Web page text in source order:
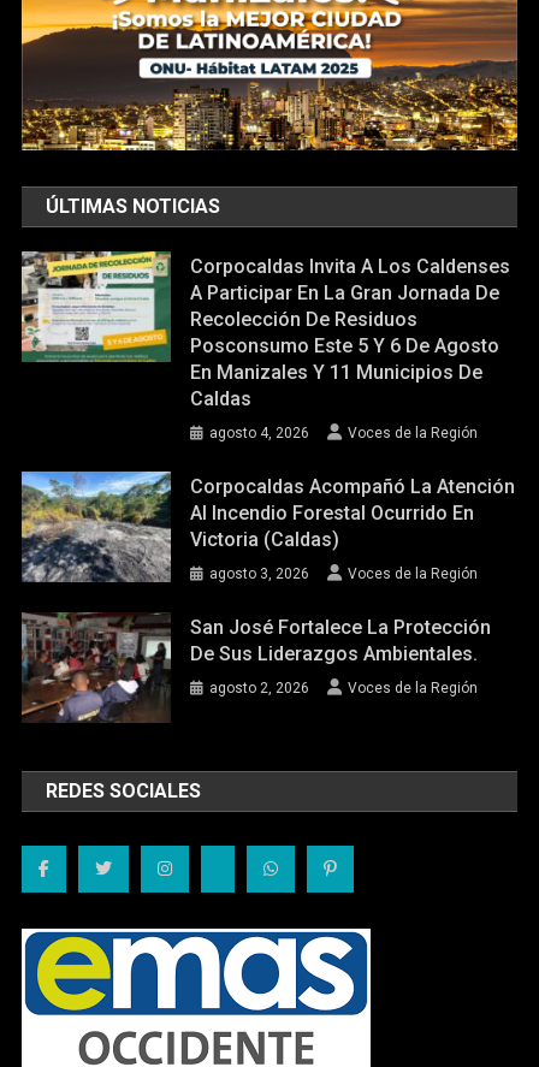
ÚLTIMAS NOTICIAS
Corpocaldas Invita A Los Caldenses
A Participar En La Gran Jornada De
Recolección De Residuos
Posconsumo Este 5 Y 6 De Agosto
En Manizales Y 11 Municipios De
Caldas
agosto 4, 2026 Voces de la Región
Corpocaldas Acompañó La Atención
Al Incendio Forestal Ocurrido En
Victoria (Caldas)
agosto 3, 2026 Voces de la Región
San José Fortalece La Protección
De Sus Liderazgos Ambientales.
agosto 2, 2026 Voces de la Región
REDES SOCIALES